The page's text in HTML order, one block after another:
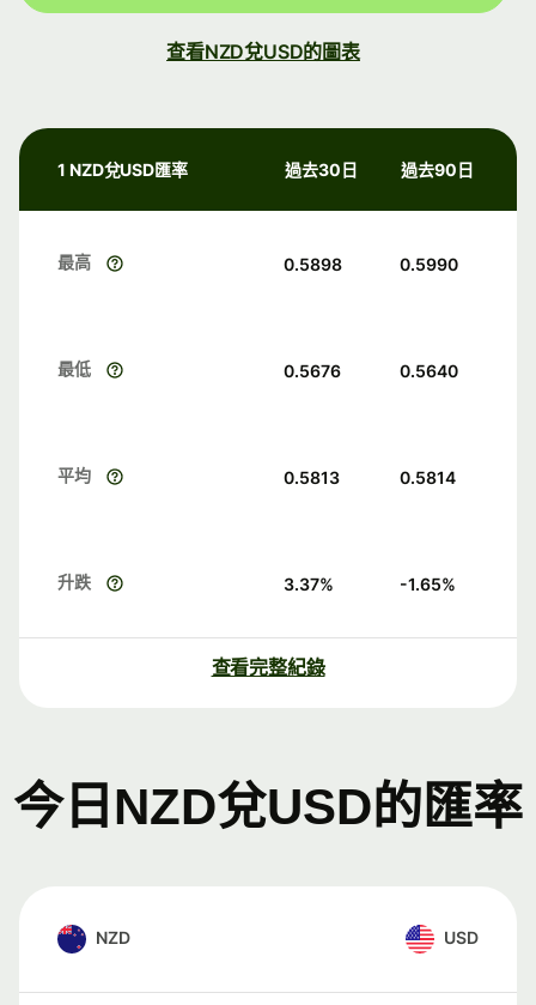
查看NZD兌USD的圖表
1 NZD兌USD匯率 過去30日 過去90日
最高 0.5898 0.5990
最低 0.5676 0.5640
平均 0.5813 0.5814
升跌 3.37% -1.65%
查看完整紀錄
今日NZD兌USD的匯率
NZD USD